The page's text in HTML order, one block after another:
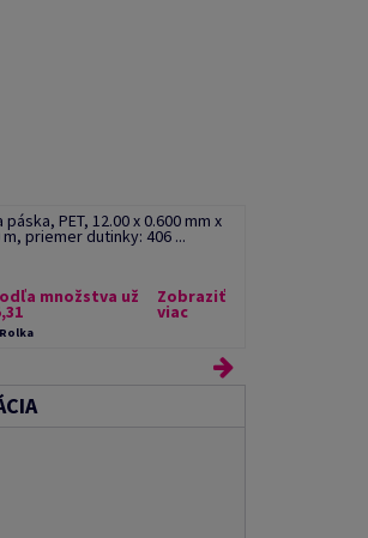
páska, PET, 12.00 x 0.600 mm x
m, priemer dutinky: 406 ...
množstva už Zobraziť
viac